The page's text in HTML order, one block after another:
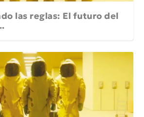
las reglas: El futuro del